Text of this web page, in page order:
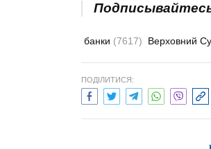
банки (7617) Верховний
ПОДІЛИТИСЯ: